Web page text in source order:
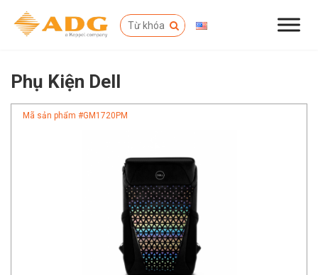
Phụ Kiện Dell
Mã sản phẩm #GM1720PM